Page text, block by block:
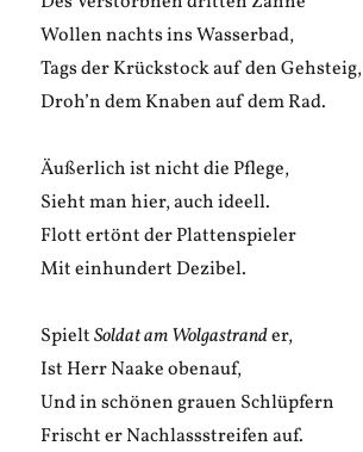
Wollen nachts ins Wasserbad,
Tags der Krückstock auf den Gehsteig,
Droh’n dem Knaben auf dem Rad.
Äußerlich ist nicht die Pflege,
Sieht man hier, auch ideell.
Flott ertönt der Plattenspieler
Mit einhundert Dezibel.
SpieltSoldat am Wolgastrander,
Ist Herr Naake obenauf,
Und in schönen grauen Schlüpfern
Frischt er Nachlassstreifen auf.